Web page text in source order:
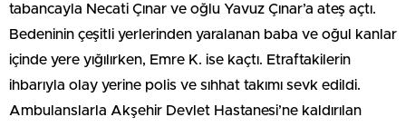
tabancayla Necati Çınar ve oğlu Yavuz Çınar’a ateş açtı.
Bedeninin çeşitli yerlerinden yaralanan baba ve oğul kanlar
içinde yere yığılırken, Emre K. ise kaçtı. Etraftakilerin
ihbarıyla olay yerine polis ve sıhhat takımı sevk edildi.
Ambulanslarla Akşehir Devlet Hastanesi’ne kaldırılan